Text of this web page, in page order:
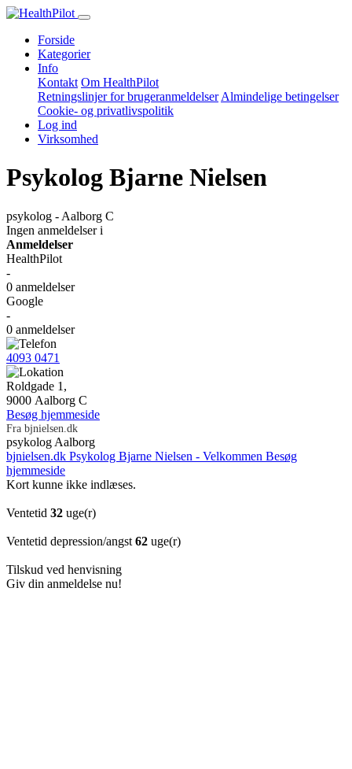
Forside
Kategorier
Info
Kontakt Om HealthPilot
Retningslinjer for brugeranmeldelser Almindelige betingelser
Cookie- og privatlivspolitik
Log ind
Virksomhed
Psykolog Bjarne Nielsen
psykolog - Aalborg C
Ingen anmeldelseri
Anmeldelser
HealthPilot
-
0 anmeldelser
Google
-
0 anmeldelser
4093 0471
Roldgade 1,
9000 Aalborg C
Besøg hjemmeside
Fra bjnielsen.dk
psykolog Aalborg
bjnielsen.dk Psykolog Bjarne Nielsen - Velkommen Besøg
hjemmeside
Kort kunne ikke indlæses.
Ventetid 32 uge(r)
Ventetid depression/angst 62 uge(r)
Tilskud ved henvisning
Giv din anmeldelse nu!